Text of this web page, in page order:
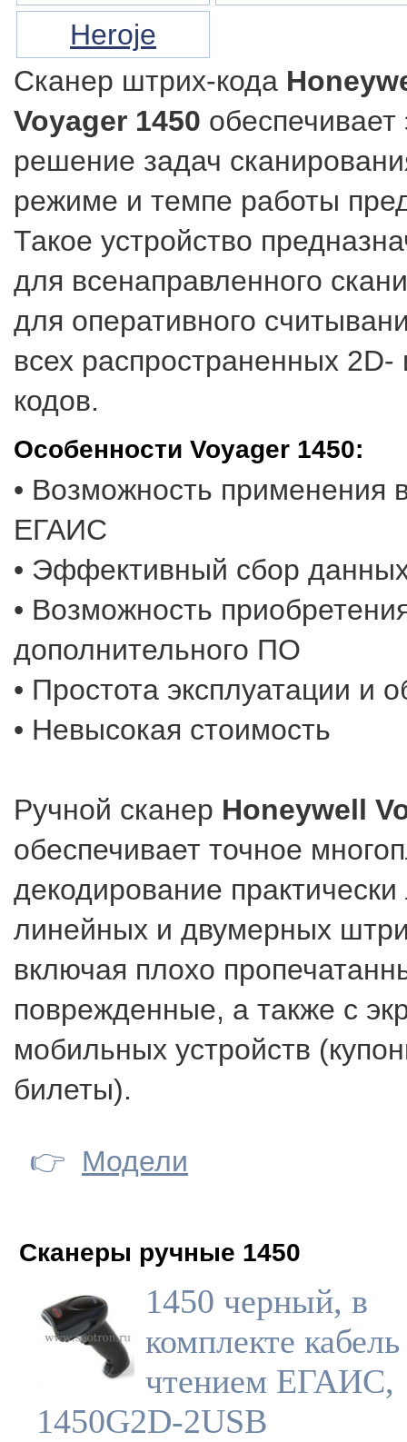
Heroje
Сканер штрих-кода
Voyager 1450
решение задач
режиме и темпе работы
Такое устройство
для всенаправленного
для оперативного
всех распространенных
кодов.
Особенности Voyager 1450:
• Возможность применения
ЕГАИС
• Эффективный сбор
• Возможность
дополнительного ПО
• Простота эксплуатации и
• Невысокая стоимость
Ручной сканер Honeywell
обеспечивает точное
декодирование
линейных и двумерных
включая плохо
поврежденные, а также с
мобильных устройств
билеты).
👉 Модели
Сканеры ручные 1450
1450 черный, в
комплекте
чтением ЕГАИС,
1450G2D-2USB